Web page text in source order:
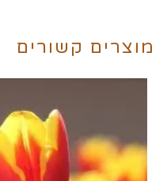
מוצרים קשורים